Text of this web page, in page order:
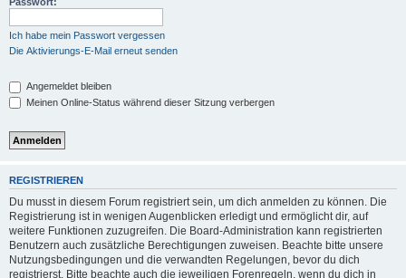
Ich habe mein Passwort vergessen
Die Aktivierungs-E-Mail erneut senden
Angemeldet bleiben
Meinen Online-Status während dieser Sitzung verbergen
REGISTRIEREN
Du musst in diesem Forum registriert sein, um dich anmelden zu können. Die
Registrierung ist in wenigen Augenblicken erledigt und ermöglicht dir, auf
weitere Funktionen zuzugreifen. Die Board-Administration kann registrierten
Benutzern auch zusätzliche Berechtigungen zuweisen. Beachte bitte unsere
Nutzungsbedingungen und die verwandten Regelungen, bevor du dich
registrierst. Bitte beachte auch die jeweiligen Forenregeln, wenn du dich in